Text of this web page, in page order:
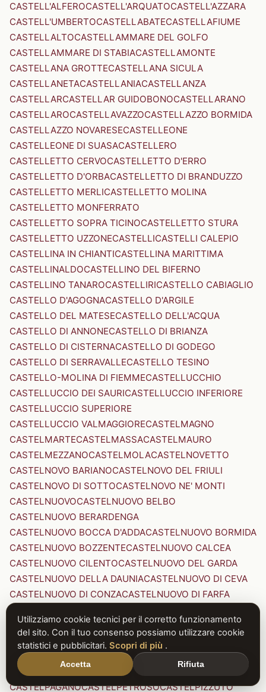
CASTELL'ALFEROCASTELL'ARQUATOCASTELL'AZZARA
CASTELL'UMBERTOCASTELLABATECASTELLAFIUME
CASTELLALTOCASTELLAMMARE DEL GOLFO
CASTELLAMMARE DI STABIACASTELLAMONTE
CASTELLANA GROTTECASTELLANA SICULA
CASTELLANETACASTELLANIACASTELLANZA
CASTELLARCASTELLAR GUIDOBONOCASTELLARANO
CASTELLAROCASTELLAVAZZOCASTELLAZZO BORMIDA
CASTELLAZZO NOVARESECASTELLEONE
CASTELLEONE DI SUASACASTELLERO
CASTELLETTO CERVOCASTELLETTO D'ERRO
CASTELLETTO D'ORBACASTELLETTO DI BRANDUZZO
CASTELLETTO MERLICASTELLETTO MOLINA
CASTELLETTO MONFERRATO
CASTELLETTO SOPRA TICINOCASTELLETTO STURA
CASTELLETTO UZZONECASTELLICASTELLI CALEPIO
CASTELLINA IN CHIANTICASTELLINA MARITTIMA
CASTELLINALDOCASTELLINO DEL BIFERNO
CASTELLINO TANAROCASTELLIRICASTELLO CABIAGLIO
CASTELLO D'AGOGNACASTELLO D'ARGILE
CASTELLO DEL MATESECASTELLO DELL'ACQUA
CASTELLO DI ANNONECASTELLO DI BRIANZA
CASTELLO DI CISTERNACASTELLO DI GODEGO
CASTELLO DI SERRAVALLECASTELLO TESINO
CASTELLO-MOLINA DI FIEMMECASTELLUCCHIO
CASTELLUCCIO DEI SAURICASTELLUCCIO INFERIORE
CASTELLUCCIO SUPERIORE
CASTELLUCCIO VALMAGGIORECASTELMAGNO
CASTELMARTECASTELMASSACASTELMAURO
CASTELMEZZANOCASTELMOLACASTELNOVETTO
CASTELNOVO BARIANOCASTELNOVO DEL FRIULI
CASTELNOVO DI SOTTOCASTELNOVO NE' MONTI
CASTELNUOVOCASTELNUOVO BELBO
CASTELNUOVO BERARDENGA
CASTELNUOVO BOCCA D'ADDACASTELNUOVO BORMIDA
CASTELNUOVO BOZZENTECASTELNUOVO CALCEA
CASTELNUOVO CILENTOCASTELNUOVO DEL GARDA
CASTELNUOVO DELLA DAUNIACASTELNUOVO DI CEVA
CASTELNUOVO DI CONZACASTELNUOVO DI FARFA
CASTELNUOVO DI PORTO CASTELNUOVO DON BOSCO
CASTELNUOVO MAGRACASTELNUOVO NIGRA
CASTELNUOVO PARANOCASTELNUOVO RANGONE
CASTELNUOVO SCRIVIA
CASTELNUOVO VAL DI CECINA
CASTELPAGANOCASTELPETROSOCASTELPIZZUTO
Utilizziamo cookie tecnici per il corretto funzionamento
del sito. Con il tuo consenso possiamo utilizzare cookie
statistici e pubblicitari. Scopri di più .
Accetta Rifiuta